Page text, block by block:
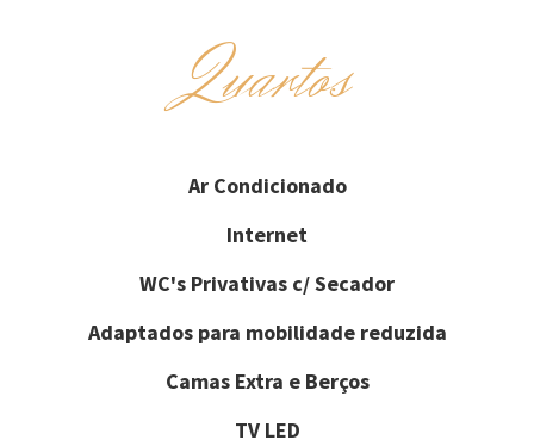
Quartos
Ar Condicionado
Internet
WC's Privativas c/ Secador
Adaptados para mobilidade reduzida
Camas Extra e Berços
TV LED